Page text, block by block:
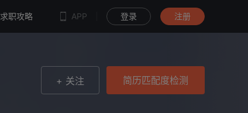
求职攻略 APP 登录 注册
+ 关注 简历匹配度检测